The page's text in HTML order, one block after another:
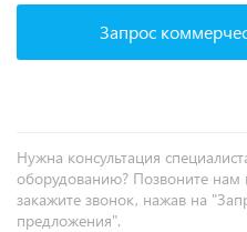
Запрос
Нужна консультация
оборудованию? Позвоните
закажите звонок, нажав на
предложения".